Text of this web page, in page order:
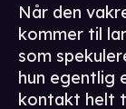
Når den
kommer til
som
hun egentlig
kontakt helt